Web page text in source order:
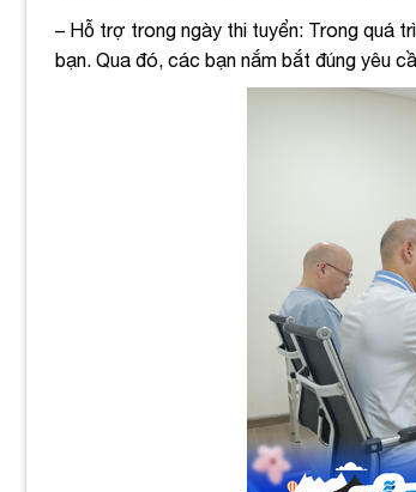
– Hỗ trợ trong ngày thi tuyển: Trong quá
bạn. Qua đó, các bạn nắm bắt đúng yêu